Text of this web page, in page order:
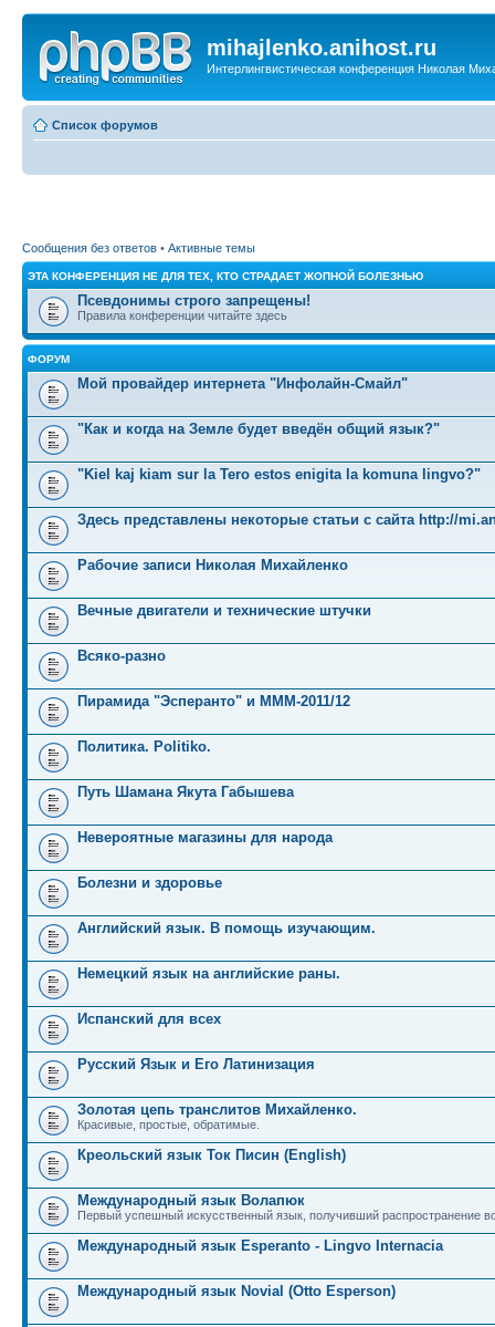
mihajlenko.anihost.ru
Интерлингвистическая конференция Николая
Список форумов
Сообщения без ответов • Активные темы
ЭТА КОНФЕРЕНЦИЯ НЕ ДЛЯ ТЕХ, КТО СТРАДАЕТ ЖОПНОЙ БОЛЕЗНЬЮ
Псевдонимы строго запрещены!
Правила конференции читайте здесь
ФОРУМ
Мой провайдер интернета "Инфолайн-Смайл"
"Как и когда на Земле будет введён общий язык?"
"Kiel kaj kiam sur la Tero estos enigita la komuna lingvo?"
Здесь представлены некоторые статьи с сайта http://
Рабочие записи Николая Михайленко
Вечные двигатели и технические штучки
Всяко-разно
Пирамида "Эсперанто" и MMM-2011/12
Политика. Politiko.
Путь Шамана Якута Габышева
Невероятные магазины для народа
Болезни и здоровье
Английский язык. В помощь изучающим.
Немецкий язык на английские раны.
Испанский для всех
Русский Язык и Его Латинизация
Золотая цепь транслитов Михайленко.
Красивые, простые, обратимые.
Креольский язык Ток Писин (English)
Международный язык Волапюк
Первый успешный искусственный язык, получивший распространение
Международный язык Esperanto - Lingvo Internacia
Международный язык Novial (Otto Esperson)